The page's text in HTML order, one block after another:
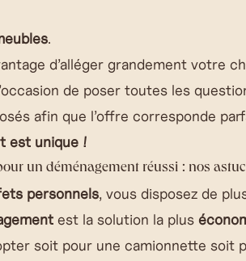
.
d’alléger grandement votre
de poser toutes les
afin que l’offre corresponde
est unique !
un déménagement réussi : nos
personnels, vous disposez de
est la solution la plus
soit pour une camionnette soit